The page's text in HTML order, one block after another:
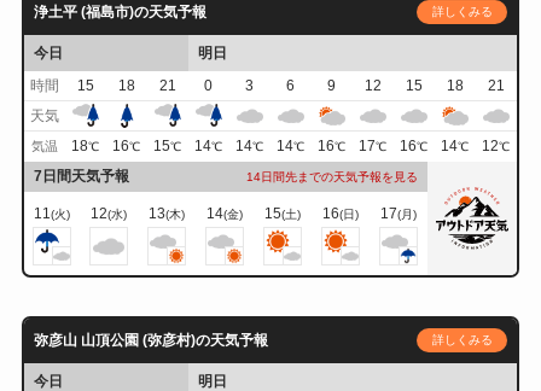
浄土平 (福島市)の天気予報 詳しくみる
今日
明日
時間
15 18 21 0 3 6 9 12 15 18
21
天気
気温 18℃ 16℃ 15℃ 14℃ 14℃ 14℃ 16℃ 17℃ 16℃ 14℃ 12℃
7日間天気予報 14日間先までの天気予報を見る
11(火) 12(水) 13(木) 14(金) 15(土) 16(日) 17(月)
弥彦山 山頂公園 (弥彦村)の天気予報 詳しくみる
今日
明日